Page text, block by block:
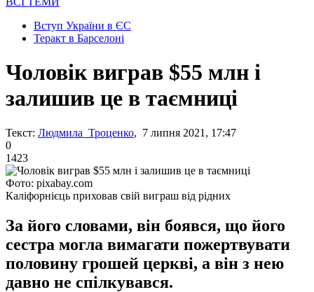
Вступ України в ЄС
Теракт в Барселоні
Чоловік виграв $55 млн і
залишив це в таємниці
Текст: Людмила Троценко, 7 липня 2021, 17:47
0
1423
Фото: pixabay.com
Каліфорнієць приховав свій виграш від рідних
За його словами, він боявся, що його
сестра могла вимагати пожертвувати
половину грошей церкві, а він з нею
давно не спілкувався.